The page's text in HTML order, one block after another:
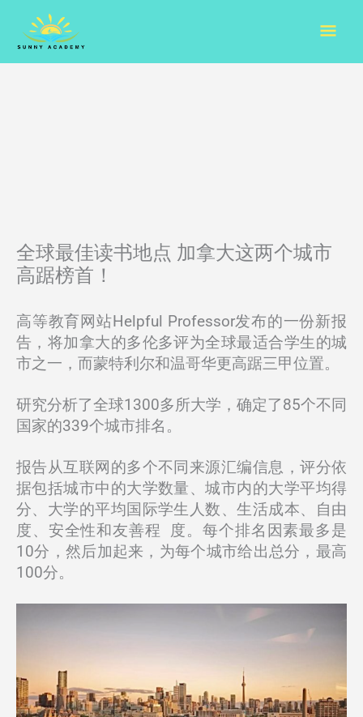
content
全球最佳读书地点 加拿大这两个城市
高踞榜首！
高等教育网站Helpful Professor发布的一份新报
告，将加拿大的多伦多评为全球最适合学生的城
市之一，而蒙特利尔和温哥华更高踞三甲位置。
研究分析了全球1300多所大学，确定了85个不同
国家的339个城市排名。
报告从互联网的多个不同来源汇编信息，评分依
据包括城市中的大学数量、城市内的大学平均得
分、大学的平均国际学生人数、生活成本、自由
度、安全性和友善程 度。每个排名因素最多是
10分，然后加起来，为每个城市给出总分，最高
100分。